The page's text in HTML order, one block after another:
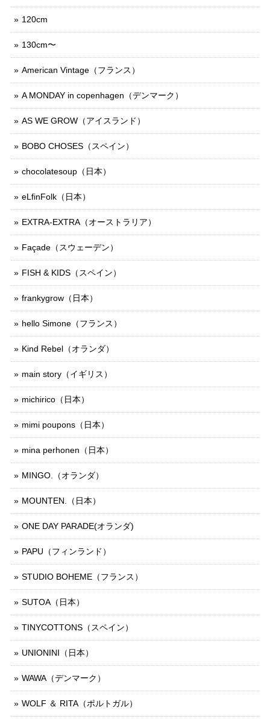
120cm
130cm〜
American Vintage（フランス）
A MONDAY in copenhagen（デンマーク）
AS WE GROW（アイスランド）
BOBO CHOSES（スペイン）
chocolatesoup（日本）
eLfinFolk（日本）
EXTRA-EXTRA（オーストラリア）
Façade（スウェーデン）
FISH & KIDS（スペイン）
frankygrow（日本）
hello Simone（フランス）
Kind Rebel（オランダ）
main story（イギリス）
michirico（日本）
mimi poupons（日本）
mina perhonen（日本）
MINGO.（オランダ）
MOUNTEN.（日本）
ONE DAY PARADE(オランダ)
PAPU（フィンランド）
STUDIO BOHEME（フランス）
SUTOA（日本）
TINYCOTTONS（スペイン）
UNIONINI（日本）
WAWA（デンマーク）
WOLF ＆ RITA（ポルトガル）